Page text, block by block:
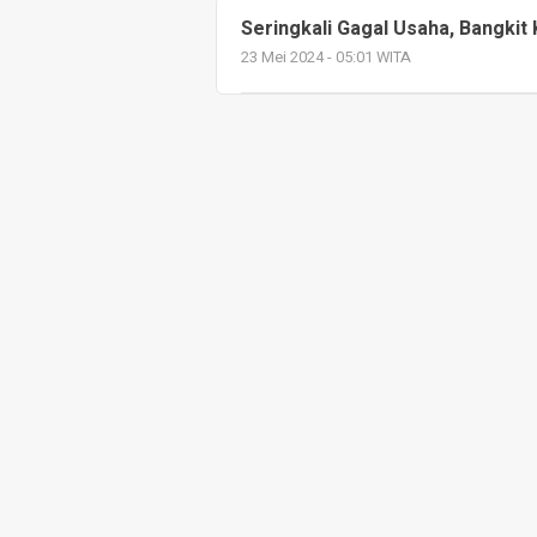
Seringkali Gagal Usaha,
23 Mei 2024 - 05:01 WITA